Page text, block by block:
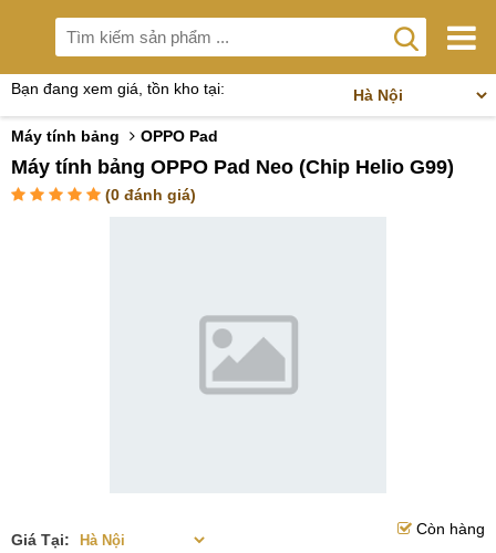
Bạn đang xem giá, tồn kho tại:
Máy tính bảng OPPO Pad
Máy tính bảng OPPO Pad Neo (Chip Helio G99)
(0 đánh giá)
Giá Tại:
Còn hàng